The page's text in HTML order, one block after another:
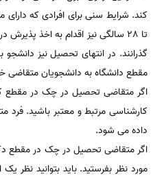
کند. شرایط سنی برای افرادی که
تا 28 سالگی نیز اقدام به اخذ
مقطع دانشگاه به دانشجویان متقاضی
اگر متقاضی تحصیل در چک در مقطع
داده می شود.
اگر متقاضی تحصیل در چک در مقطع
مورد نظر بفرستید. باید بتوانید نظر